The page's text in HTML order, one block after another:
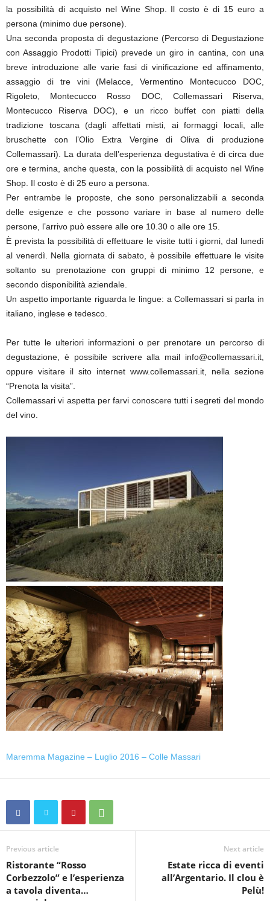
la possibilità di acquisto nel Wine Shop. Il costo è di 15 euro a
persona (minimo due persone).
Una seconda proposta di degustazione (Percorso di Degustazione
con Assaggio Prodotti Tipici) prevede un giro in cantina, con una
breve introduzione alle varie fasi di vinificazione ed affinamento,
assaggio di tre vini (Melacce, Vermentino Montecucco DOC,
Rigoleto, Montecucco Rosso DOC, Collemassari Riserva,
Montecucco Riserva DOC), e un ricco buffet con piatti della
tradizione toscana (dagli affettati misti, ai formaggi locali, alle
bruschette con l’Olio Extra Vergine di Oliva di produzione
Collemassari). La durata dell’esperienza degustativa è di circa due
ore e termina, anche questa, con la possibilità di acquisto nel Wine
Shop. Il costo è di 25 euro a persona.
Per entrambe le proposte, che sono personalizzabili a seconda
delle esigenze e che possono variare in base al numero delle
persone, l’arrivo può essere alle ore 10.30 o alle ore 15.
È prevista la possibilità di effettuare le visite tutti i giorni, dal lunedì
al venerdì. Nella giornata di sabato, è possibile effettuare le visite
soltanto su prenotazione con gruppi di minimo 12 persone, e
secondo disponibilità aziendale.
Un aspetto importante riguarda le lingue: a Collemassari si parla in
italiano, inglese e tedesco.
Per tutte le ulteriori informazioni o per prenotare un percorso di
degustazione, è possibile scrivere alla mail info@collemassari.it,
oppure visitare il sito internet www.collemassari.it, nella sezione
“Prenota la visita”.
Collemassari vi aspetta per farvi conoscere tutti i segreti del mondo
del vino.
Maremma Magazine – Luglio 2016 – Colle Massari
Previous article
Ristorante “Rosso
Corbezzolo” e l’esperienza
a tavola diventa…
Next article
Estate ricca di eventi
all’Argentario. Il clou è
Pelù!